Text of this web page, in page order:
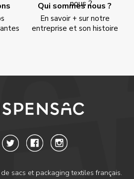
Qui sommes nous ?
En savoir + sur notre
entreprise et son histoire
sacs et packaging textiles français.